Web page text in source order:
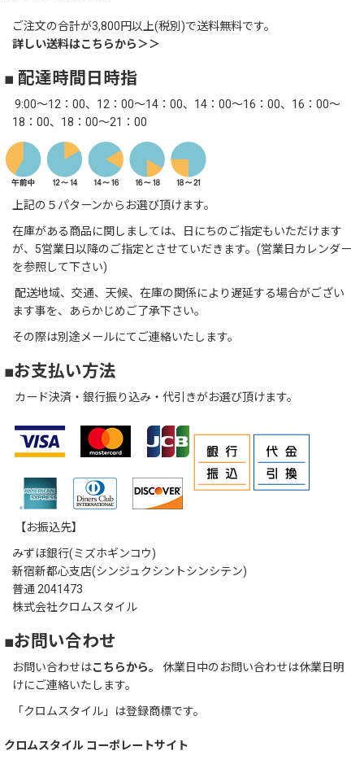
ご注文の合計が3,800円以上(税別)で送料無料です。
詳しい送料はこちらから＞＞
■ 配達時間日時指
9:00～12：00、12：00～14：00、14：00～16：00、16：00～
18：00、18：00～21：00
上記の５パターンからお選び頂けます。
在庫がある商品に関しましては、日にちのご指定もいただけます
が、5営業日以降のご指定とさせていだきます。(営業日カレンダー
を参照して下さい)
配送地域、交通、天候、在庫の関係により遅延する場合がござい
ます事を、あらかじめご了承下さい。
その際は別途メールにてご連絡いたします。
■お支払い方法
カード決済・銀行振り込み・代引きがお選び頂けます。
【お振込先】
みずほ銀行(ミズホギンコウ)
新宿新都心支店(シンジュクシントシンシテン)
普通 2041473
株式会社クロムスタイル
■お問い合わせ
お問い合わせはこちらから。
休業日中のお問い合わせは休業日明
けにご連絡いたします。
「クロムスタイル」は登録商標です。
クロムスタイル コーポレートサイト